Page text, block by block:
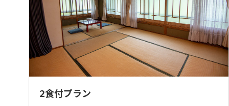
2食付プラン